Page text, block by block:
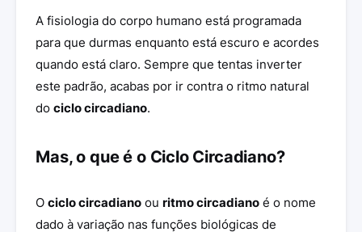
A fisiologia do corpo humano está programada
para que durmas enquanto está escuro e acordes
quando está claro. Sempre que tentas inverter
este padrão, acabas por ir contra o ritmo natural
do ciclo circadiano.
Mas, o que é o Ciclo Circadiano?
O ciclo circadiano ou ritmo circadiano é o nome
dado à variação nas funções biológicas de